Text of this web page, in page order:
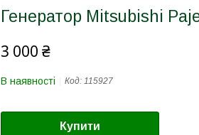
Генератор Mitsubishi
3 000 ₴
В наявності Код: 115927
Купити